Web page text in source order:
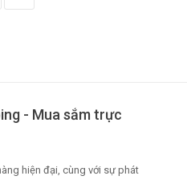
- Mua sắm trực
hiện đại, cùng với sự phát